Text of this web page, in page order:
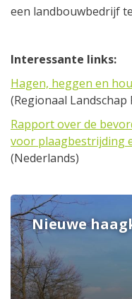
een landbouwbedrijf
Interessante links:
Hagen, heggen en
(Regionaal
Rapport over de
voor plaagbestrijding
(Nederlands)
Nieuwe